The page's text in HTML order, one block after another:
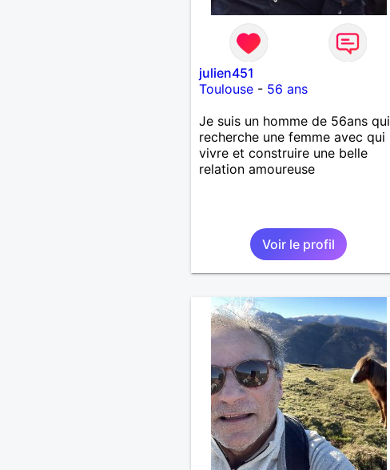
julien451
Toulouse- 56 ans
Je suis un homme de 56ans qui
recherche une femme avec qui
vivre et construire une belle
relation amoureuse
Voir le profil